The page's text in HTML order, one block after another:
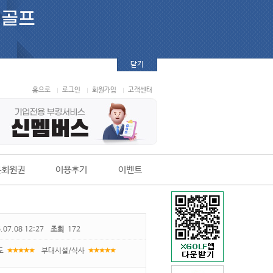
닫기
홈으로 로그인 회원가입 고객센터
원권 이용후기 이벤트
12:27 조회 172
부대시설/식사